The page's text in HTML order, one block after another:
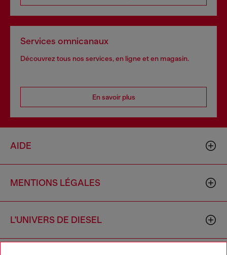
Services omnicanaux
Découvrez tous nos services, en ligne et en magasin.
En savoir plus
AIDE
MENTIONS LÉGALES
L'UNIVERS DE DIESEL